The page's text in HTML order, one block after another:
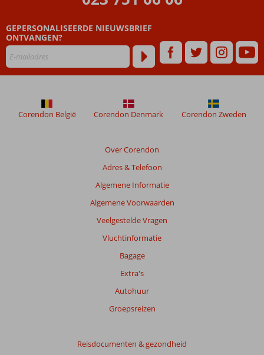
vertoeven
op de
steiger bij
het
strand
Center
GEPERSONALISEERDE NIEUWSBRIEF
ONTVANGEN?
Over Corendon
Adres & Telefoon
Algemene Informatie
Algemene Voorwaarden
Veelgestelde Vragen
Vluchtinformatie
Bagage
Extra's
Autohuur
Groepsreizen
Reisdocumenten & gezondheid
Corendon België Corendon Denmark Corendon Zweden